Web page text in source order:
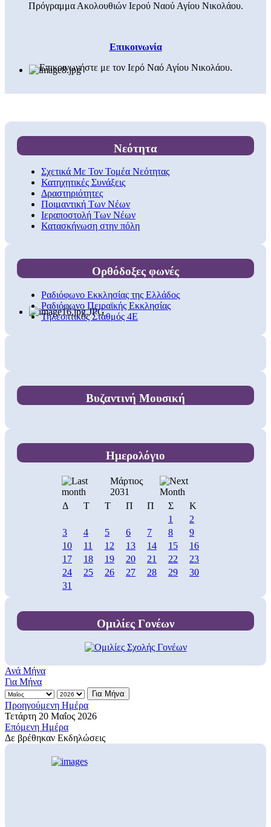
Πρόγραμμα Ακολουθιών Ιερού Ναού Αγίου Νικολάου.
Επικοινωνία
Επικοινωνήστε με τον Ιερό Ναό Αγίου Νικολάου.
Νεότητα
Σχετικά Με Τον Τομέα Νεότητας
Κατηχητικές Συνάξεις
Δραστηριότητες
Ποιμαντική Των Νέων
Ιεραποστολή Των Νέων
Κατασκήνωση στην πόλη
Ορθόδοξες φωνές
Ραδιόφωνο Εκκλησίας της Ελλάδος
Ραδιόφωνο Πειραϊκής Εκκλησίας
Τηλεοπτικός Σταθμός 4Ε
Βυζαντινή Μουσική
Ημερολόγιο
Μάρτιος
2031
Δ
Τ Τ Π Π Σ
Κ
1
2
3
4 5 6 7 8
9
10
11 12 13 14 15
16
17
18 19 20 21 22
23
24
25 26 27 28 29
30
31
Ομιλίες Γονέων
Ανά Μήνα
Για Μήνα
Για Μήνα
Προηγούμενη Ημέρα
Τετάρτη 20 Μαΐος 2026
Επόμενη Ημέρα
Δε βρέθηκαν Εκδηλώσεις